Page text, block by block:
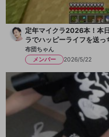
定年マイクラ2026本！本
ラでハッピーライフを送
を一献、そして枇杷ゼリー
布団ちゃん
メンバー
2026/5/22